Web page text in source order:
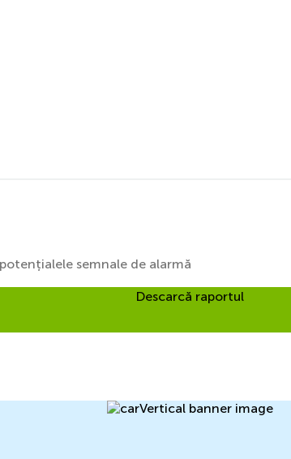
semnale de alarmă
Descarcă raportul